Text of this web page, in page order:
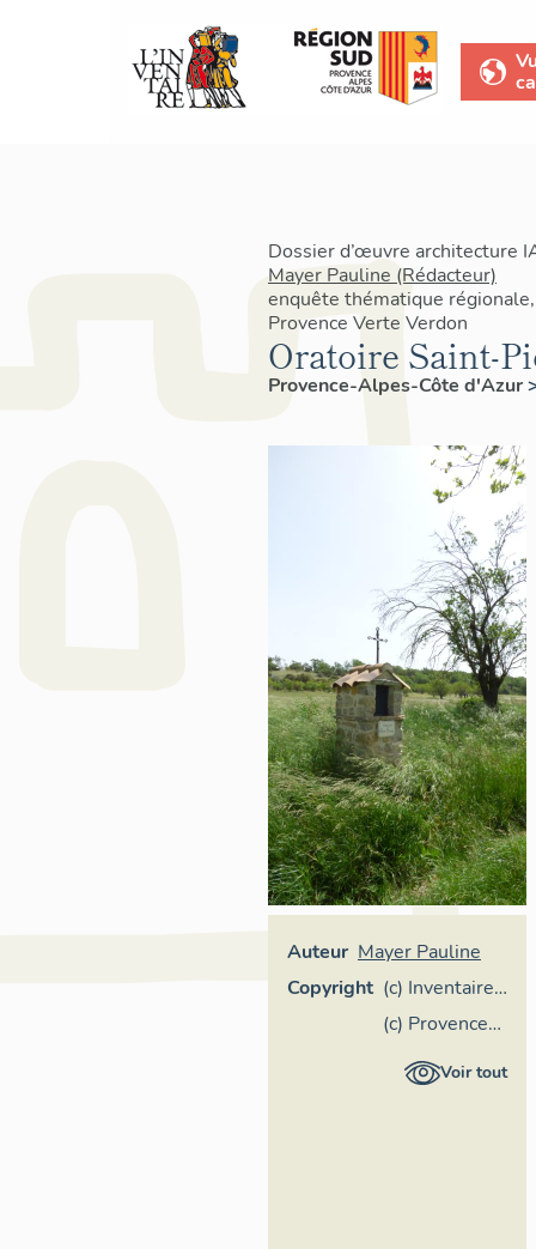
Dossier d’œuvre architecture
Mayer Pauline (Rédacteur)
enquête thématique
Provence Verte Verdon
Oratoire Saint-
Provence-Alpes-Côte d'Azur
Auteur Mayer Pauline
Copyright (c) Inventaire
général,
Région
(c) Provence
Verte Verdon
Voir tout